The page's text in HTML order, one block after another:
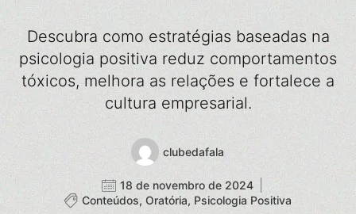
Descubra como estratégias baseadas na
psicologia positiva reduz comportamentos
tóxicos, melhora as relações e fortalece a
cultura empresarial.
clubedafala
18 de novembro de 2024
Conteúdos,Oratória, Psicologia Positiva